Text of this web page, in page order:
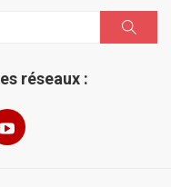
Search
réseaux :